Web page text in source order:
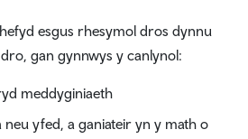
esgus rhesymol dros dynnu
gan gynnwys y canlynol:
meddyginiaeth
neu yfed, a ganiateir yn y math o